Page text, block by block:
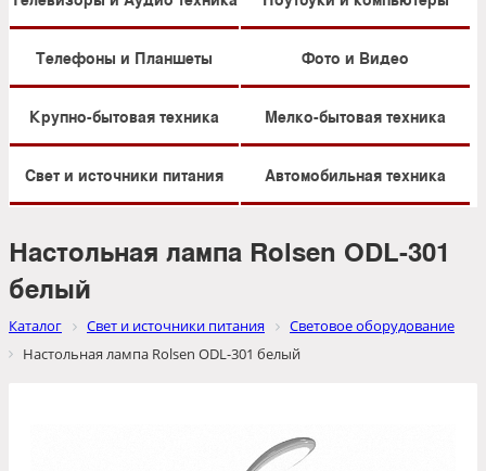
Телефоны и Планшеты Фото и Видео
Крупно-бытовая техника Мелко-бытовая техника
Свет и источники питания Автомобильная техника
Настольная лампа Rolsen ODL-301
белый
Каталог Свет и источники питания
Световое оборудование
Настольная лампа Rolsen ODL-301 белый